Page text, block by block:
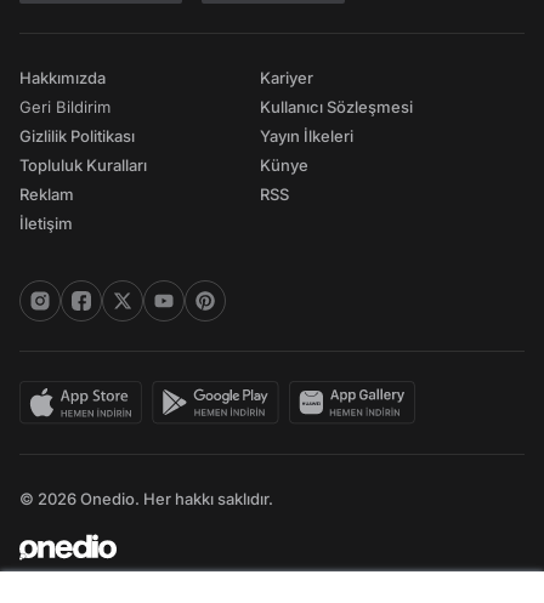
Hakkımızda
Geri Bildirim
Gizlilik Politikası
Topluluk Kuralları
Reklam
İletişim
Kariyer
Kullanıcı Sözleşmesi
Yayın İlkeleri
Künye
RSS
© 2026 Onedio. Her hakkı saklıdır.